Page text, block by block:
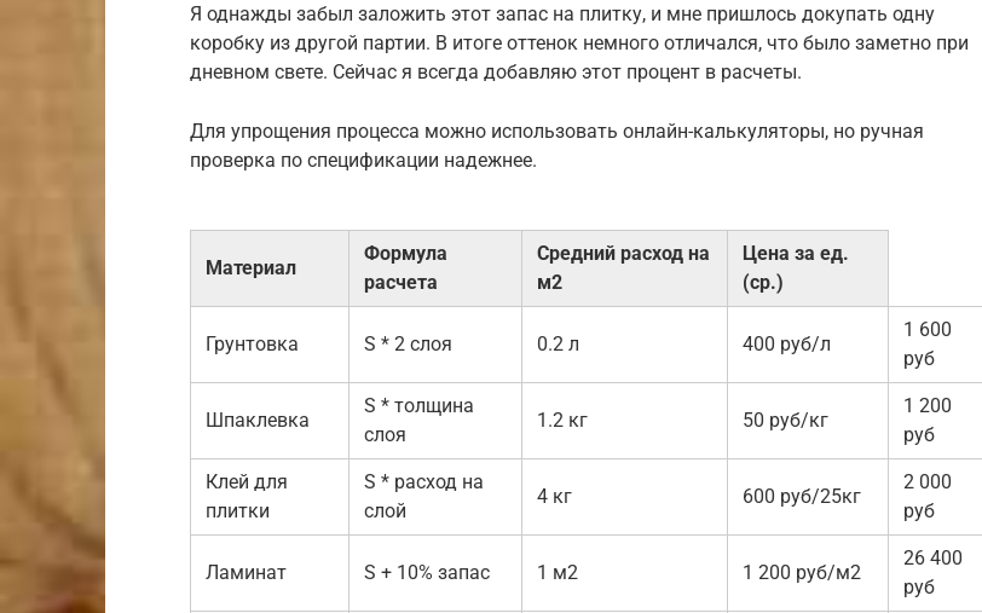
Я однажды забыл заложить этот запас на плитку, и мне пришлось докупать одну
коробку из другой партии. В итоге оттенок немного отличался, что было заметно при
дневном свете. Сейчас я всегда добавляю этот процент в расчеты.
Для упрощения процесса можно использовать онлайн-калькуляторы, но ручная
проверка по спецификации надежнее.
Материал
Формула
расчета
Средний расход на
м2
Цена за ед.
(ср.)
Грунтовка S * 2 слоя 0.2 л 400 руб/л
1 600
руб
Шпаклевка
S * толщина
слоя
1.2 кг 50 руб/кг
1 200
руб
Клей для
плитки
S * расход на
слой
4 кг 600 руб/25кг
2 000
руб
Ламинат S + 10% запас 1 м2 1 200 руб/м2
26 400
руб